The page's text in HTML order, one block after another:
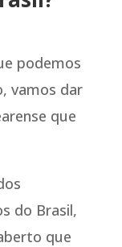
podemos
vamos dar
que
do Brasil,
que